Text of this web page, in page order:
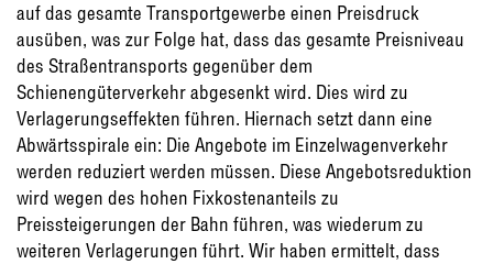
auf das gesamte Transportgewerbe einen Preisdruck
ausüben, was zur Folge hat, dass das gesamte Preisniveau
des Straßentransports gegenüber dem
Schienengüterverkehr abgesenkt wird. Dies wird zu
Verlagerungseffekten führen. Hiernach setzt dann eine
Abwärtsspirale ein: Die Angebote im Einzelwagenverkehr
werden reduziert werden müssen. Diese Angebotsreduktion
wird wegen des hohen Fixkostenanteils zu
Preissteigerungen der Bahn führen, was wiederum zu
weiteren Verlagerungen führt. Wir haben ermittelt, dass